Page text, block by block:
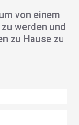
von einem
werden und
zu Hause zu